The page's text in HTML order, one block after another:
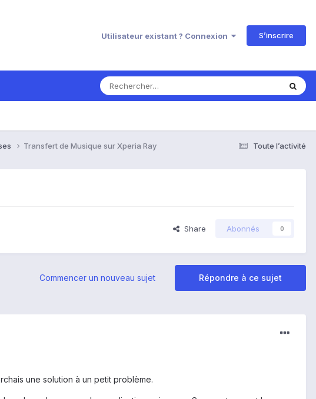
Utilisateur existant ? Connexion S’inscrire
Toute l’activité
Transfert de Musique sur Xperia Ray
Share Abonnés 0
Répondre à ce sujet
Commencer un nouveau sujet
une solution à un petit problème.